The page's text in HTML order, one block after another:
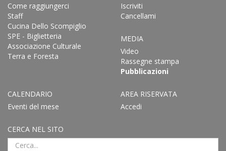
Come raggiungerci
Staff
Cucina Dello Scompiglio
SPE - Biglietteria
Associazione Culturale
Terra e Foresta
Iscriviti
Cancellami
MEDIA
Video
Rassegne stampa
Pubblicazioni
CALENDARIO
Eventi del mese
AREA RISERVATA
Accedi
CERCA NEL SITO